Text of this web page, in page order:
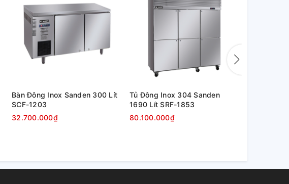
Bàn Đông Inox Sanden 300 Lít
SCF-1203
32.700.000₫
Tủ Đông Inox 304 Sanden
1690 Lít SRF-1853
80.100.000₫